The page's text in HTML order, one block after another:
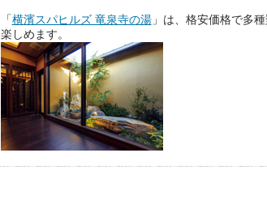
「横濱スパヒルズ 竜泉寺の湯」は、格安価格で多
楽しめます。